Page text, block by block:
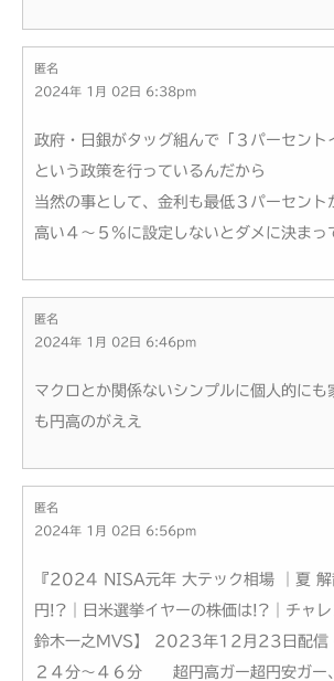
匿名
2024年 1月 02日 6:38pm
政府・日銀がタッグ組んで「３パーセント
という政策を行っているんだから
当然の事として、金利も最低３パーセント
高い４～５%に設定しないとダメに決まっ
匿名
2024年 1月 02日 6:46pm
マクロとか関係ないシンプルに個人的にも
も円高のがええ
匿名
2024年 1月 02日 6:56pm
『2024 NISA元年 大テック相場 ｜夏
円!?｜日米選挙イヤーの株価は!?｜チャレ
鈴木一之MVS】 2023年12月23日配
２４分～４６分 超円高ガー超円安ガー